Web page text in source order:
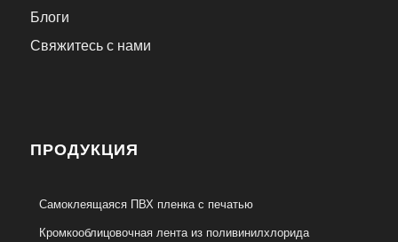
Блоги
Свяжитесь с нами
ПРОДУКЦИЯ
Самоклеящаяся ПВХ пленка с печатью
Кромкооблицовочная лента из поливинилхлорида